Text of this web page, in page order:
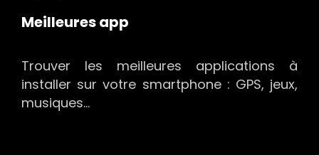
Meilleures app
Trouver les meilleures applications à
installer sur votre smartphone : GPS, jeux,
musiques…